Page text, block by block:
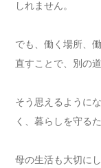
しれません。
でも、働く場所、
直すことで、別の
そう思えるように
く、暮らしを守る
母の生活も大切に